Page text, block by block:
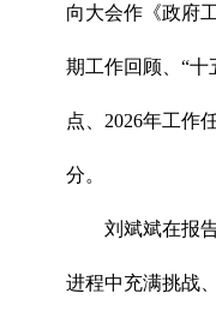
向大会作《政府
期工作回顾、“十
点、2026年工作
分。
刘斌斌在报
进程中充满挑战